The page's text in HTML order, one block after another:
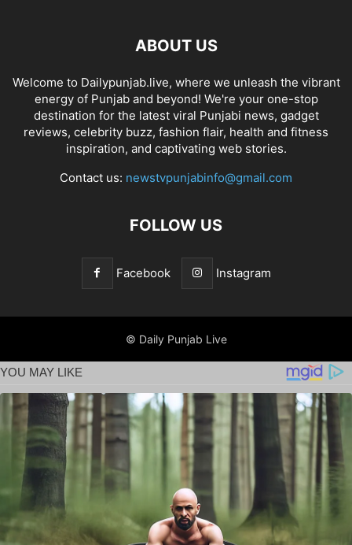
ABOUT US
Welcome to Dailypunjab.live, where we unleash the vibrant
energy of Punjab and beyond! We're your one-stop
destination for the latest viral Punjabi news, gadget
reviews, celebrity buzz, fashion flair, health and fitness
inspiration, and captivating web stories.
Contact us: newstvpunjabinfo@gmail.com
FOLLOW US
Facebook Instagram
© Daily Punjab Live